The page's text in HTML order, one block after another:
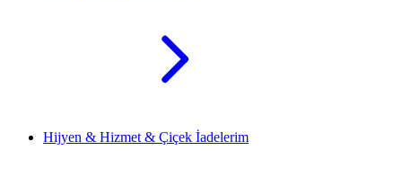
Hijyen & Hizmet & Çiçek İadelerim